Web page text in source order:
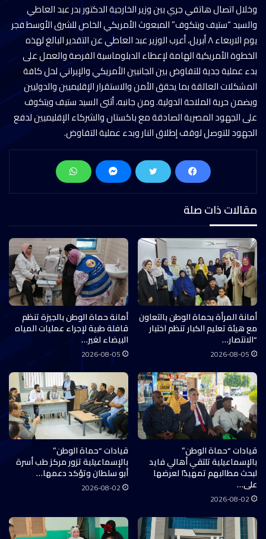
وخلال اتصال هاتفي جري بين وزير الخارجية الدكتور بدر عبد العاطي
والسيد “ستيف ويتكوف” المبعوث الأمريكي الخاص للشرق الأوسط فجر
يوم الاربعاء ٨ أبريل، أعرب الوزير عبد العاطي عن التقدير البالغ لهذه
الخطوة الأمريكية الهامة لإعطاء الدبلوماسية الفرصة والعمل على
بدء عملية جدية للتفاوض بين الجانبين الأمريكي والإيراني لحل كافة
المشكلات العالقة بما يحقق الأمن والاستقرار الإقليميين والدوليين
ويضمن حرية الملاحة الدولية. ومن جانبه، أثنى السيد ستيف ويتكوف
على الجهود المصرية الصادقة مع باكستان والشركاء الإقليميين لدفع
الجهود للتوصل لوقف إطلاق النار وبدء عملية التفاوض.
مقالات ذات صلة
أمانة المرأة بحماة الوطن بالتعاون
مع هيئة تعليم الكبار تنظم اختبار
“الانتصار…
2026-08-05
أمانة حماة الوطن بالجيزة تنظم
قافلة طبية لإجراء عمليات المياه
البيضاء لغير…
2026-08-05
قيادات “حماة الوطن”
بالإسماعيلية تلتقي أهالي فايد
لبحث مطالبهم تمهيدًا لعرضها
على…
2026-08-02
قيادات “حماة الوطن”
بالإسماعيلية تزور مركز طب أسرة
أبو سلطان وتؤكد دعمها…
2026-08-02